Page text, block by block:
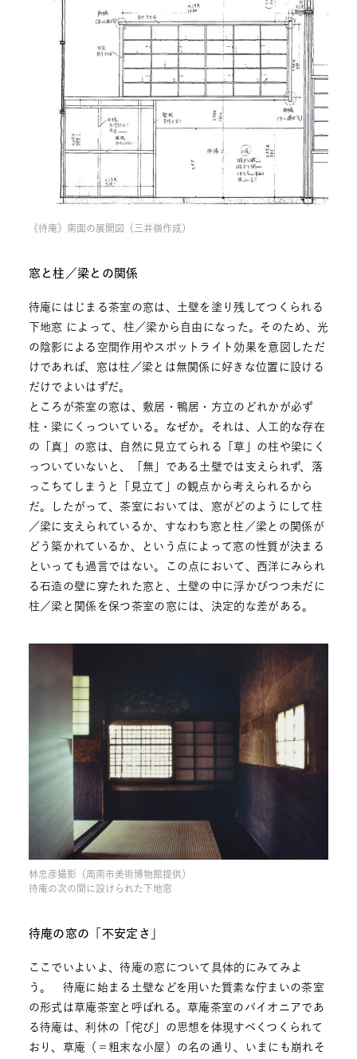
《待庵》南面の展開図（三井嶺作成）
窓と柱／梁との関係
待庵にはじまる茶室の窓は、土壁を塗り残してつくられる
下地窓 によって、柱／梁から自由になった。そのため、光
の陰影による空間作用やスポットライト効果を意図しただ
けであれば、窓は柱／梁とは無関係に好きな位置に設ける
だけでよいはずだ。
ところが茶室の窓は、敷居・鴨居・方立のどれかが必ず
柱・梁にくっついている。なぜか。それは、人工的な存在
の「真」の窓は、自然に見立てられる「草」の柱や梁にく
っついていないと、「無」である土壁では支えられず、落
っこちてしまうと「見立て」の観点から考えられるから
だ。したがって、茶室においては、窓がどのようにして柱
／梁に支えられているか、すなわち窓と柱／梁との関係が
どう築かれているか、という点によって窓の性質が決まる
といっても過言ではない。この点において、西洋にみられ
る石造の壁に穿たれた窓と、土壁の中に浮かびつつ未だに
柱／梁と関係を保つ茶室の窓には、決定的な差がある。
林忠彦撮影（周南市美術博物館提供）
待庵の次の間に設けられた下地窓
待庵の窓の「不安定さ」
ここでいよいよ、待庵の窓について具体的にみてみよ
う。 待庵に始まる土壁などを用いた質素な佇まいの茶室
の形式は草庵茶室と呼ばれる。草庵茶室のパイオニアであ
る待庵は、利休の「侘び」の思想を体現すべくつくられて
おり、草庵（＝粗末な小屋）の名の通り、いまにも崩れそ